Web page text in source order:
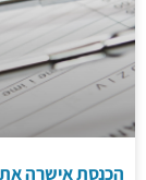
הכנסת אישרה